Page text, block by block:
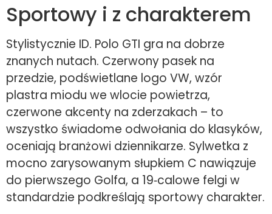
Sportowy i z charakterem
Stylistycznie ID. Polo GTI gra na dobrze
znanych nutach. Czerwony pasek na
przedzie, podświetlane logo VW, wzór
plastra miodu we wlocie powietrza,
czerwone akcenty na zderzakach – to
wszystko świadome odwołania do klasyków,
oceniają branżowi dziennikarze. Sylwetka z
mocno zarysowanym słupkiem C nawiązuje
do pierwszego Golfa, a 19‑calowe felgi w
standardzie podkreślają sportowy charakter.